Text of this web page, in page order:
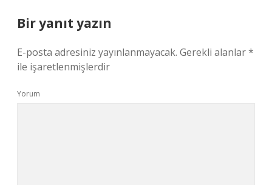
Bir yanıt yazın
E-posta adresiniz yayınlanmayacak. Gerekli alanlar*
ile işaretlenmişlerdir
Yorum